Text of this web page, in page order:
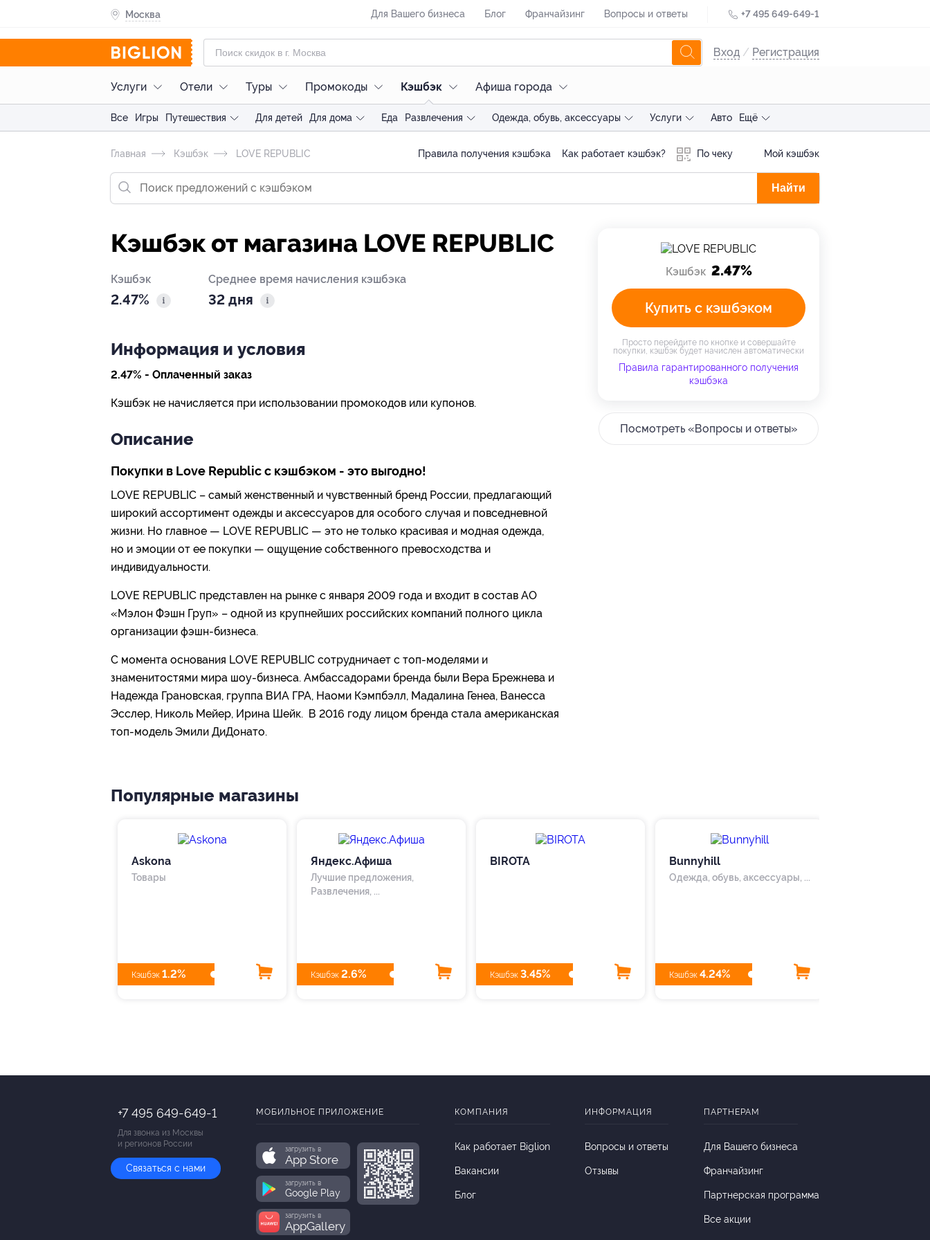
Москва Для Вашего бизнеса Блог Франчайзинг Вопросы и ответы +7 495 649-649-1
Вход / Регистрация
Услуги Отели Туры Промокоды Кэшбэк Афиша города
Все Игры Путешествия Для детей Для дома Еда Развлечения Одежда, обувь, аксессуары Услуги Авто Ещё
Главная Кэшбэк LOVE REPUBLIC Правила получения кэшбэка Как работает кэшбэк? По чеку Мой кэшбэк
Найти
Кэшбэк от магазина LOVE REPUBLIC
Кэшбэк
2.47%
Среднее время начисления кэшбэка
32 дня
Информация и условия
2.47% - Оплаченный заказ
Кэшбэк не начисляется при использовании промокодов или купонов.
Описание
Покупки в Love Republic с кэшбэком - это выгодно!
LOVE REPUBLIC – самый женственный и чувственный бренд России, предлагающий
широкий ассортимент одежды и аксессуаров для особого случая и повседневной
жизни. Но главное — LOVE REPUBLIC — это не только красивая и модная одежда,
но и эмоции от ее покупки — ощущение собственного превосходства и
индивидуальности.
LOVE REPUBLIC представлен на рынке с января 2009 года и входит в состав АО
«Мэлон Фэшн Груп» – одной из крупнейших российских компаний полного цикла
организации фэшн-бизнеса.
С момента основания LOVE REPUBLIC сотрудничает с топ-моделями и
знаменитостями мира шоу-бизнеса. Амбассадорами бренда были Вера Брежнева и
Надежда Грановская, группа ВИА ГРА, Наоми Кэмпбэлл, Мадалина Генеа, Ванесса
Эсслер, Николь Мейер, Ирина Шейк. В 2016 году лицом бренда стала американская
топ-модель Эмили ДиДонато.
Кэшбэк 2.47%
Купить с кэшбэком
Просто перейдите по кнопке и совершайте
покупки, кэшбэк будет начислен автоматически
Правила гарантированного получения
кэшбэка
Посмотреть «Вопросы и ответы»
Популярные магазины
Askona
Товары
Кэшбэк 1.2%
Яндекс.Афиша
Лучшие предложения,
Развлечения, ...
Кэшбэк 2.6%
BIROTA
Кэшбэк 3.45%
Bunnyhill
Одежда, обувь, аксессуары, ...
Кэшбэк 4.24%
+7 495 649-649-1
Для звонка из Москвы
и регионов России
Связаться с нами
МОБИЛЬНОЕ ПРИЛОЖЕНИЕ
загрузить в
App Store
загрузить в
Google Play
загрузить в
AppGallery
КОМПАНИЯ
Как работает Biglion
Вакансии
Блог
ИНФОРМАЦИЯ
Вопросы и ответы
Отзывы
ПАРТНЕРАМ
Для Вашего бизнеса
Франчайзинг
Партнерская программа
Все акции